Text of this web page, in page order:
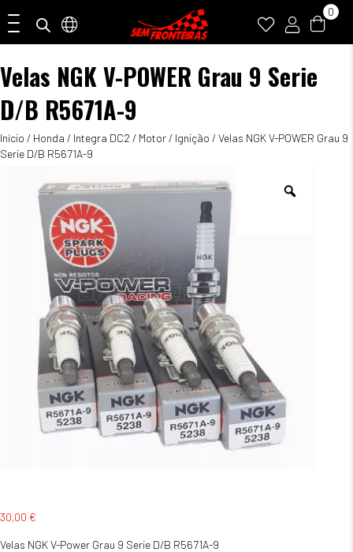
0
Velas NGK V-POWER Grau 9 Serie
D/B R5671A-9
Início / Honda / Integra DC2 / Motor/ Ignição / Velas NGK V-POWER Grau 9
Serie D/B R5671A-9
30,00 €
Velas NGK V-Power Grau 9 Serie D/B R5671A-9